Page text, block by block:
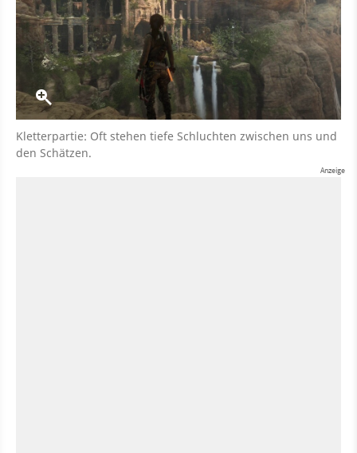
Kletterpartie: Oft stehen tiefe Schluchten zwischen uns und
den Schätzen.